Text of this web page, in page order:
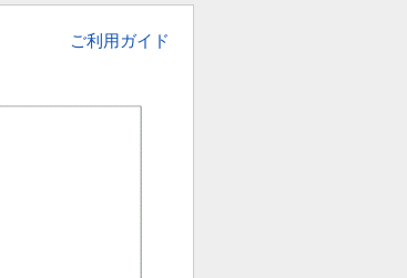
ご利用ガイド